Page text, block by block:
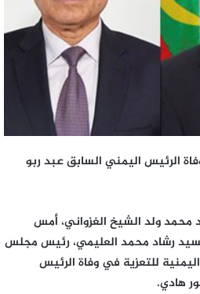
الرئيس اليمني السابق عبد ربو
محمد ولد الشيخ الغزواني، أمس
رشاد محمد العليمي، رئيس مجلس
للتعزية في وفاة الرئيس
هادي.